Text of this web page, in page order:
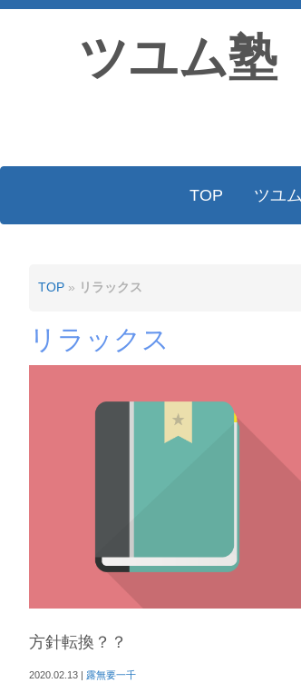
ツユム塾
TOP ツユ
TOP » リラックス
リラックス
方針転換？？
2020.02.13 | 露無要一千